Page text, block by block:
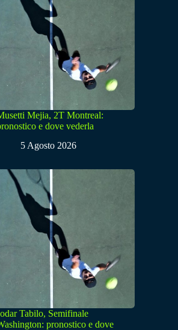
Mejia, 2T Montreal:
e dove vederla
5 Agosto 2026
Tabilo, Semifinale
pronostico e dove